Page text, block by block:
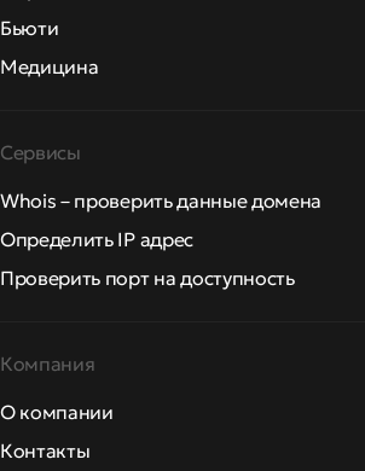
Бьюти
Медицина
Сервисы
Whois – проверить данные домена
Определить IP адрес
Проверить порт на доступность
Компания
О компании
Контакты